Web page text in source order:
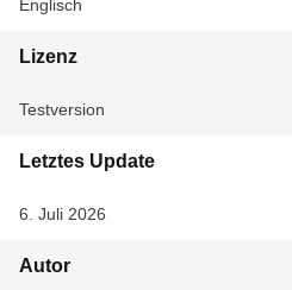
Englisch
Lizenz
Testversion
Letztes Update
6. Juli 2026
Autor